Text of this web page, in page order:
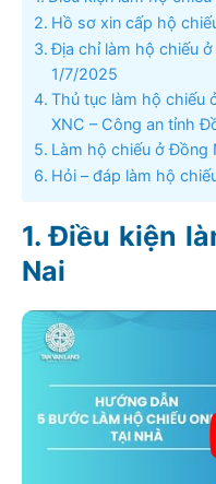
Hồ sơ xin cấp hộ
Địa chỉ làm hộ chiếu
1/7/2025
Thủ tục làm hộ chiếu
XNC – Công an tỉnh
Làm hộ chiếu ở Đồng
Hỏi – đáp làm hộ
Điều kiện
Nai